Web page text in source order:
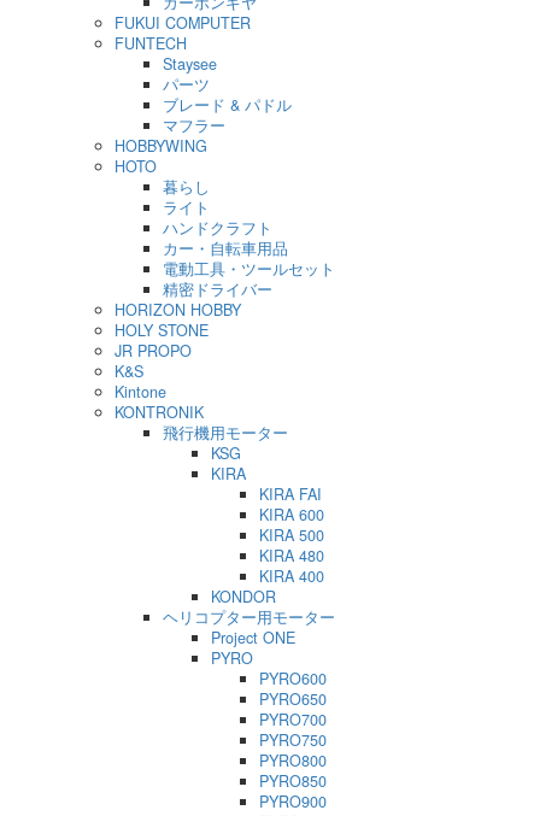
FUKUI COMPUTER
FUNTECH
Staysee
パーツ
ブレード & パドル
マフラー
HOBBYWING
HOTO
暮らし
ライト
ハンドクラフト
カー・自転車用品
電動工具・ツールセット
精密ドライバー
HORIZON HOBBY
HOLY STONE
JR PROPO
K&S
Kintone
KONTRONIK
飛行機用モーター
KSG
KIRA
KIRA FAI
KIRA 600
KIRA 500
KIRA 480
KIRA 400
KONDOR
ヘリコプター用モーター
Project ONE
PYRO
PYRO600
PYRO650
PYRO700
PYRO750
PYRO800
PYRO850
PYRO900